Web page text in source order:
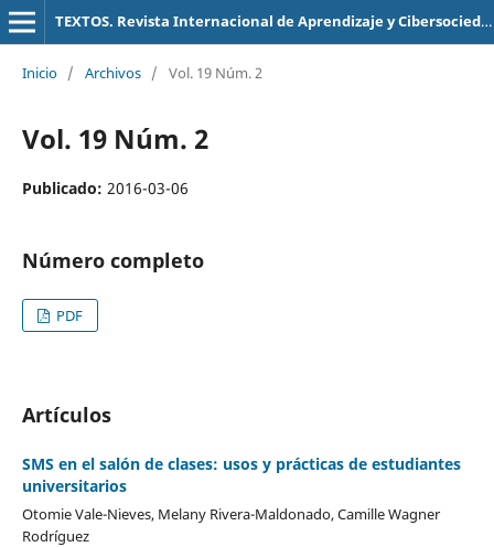
TEXTOS. Revista Internacional de Aprendizaje y Cibersociedad
Inicio / Archivos / Vol. 19 Núm. 2
Vol. 19 Núm. 2
Publicado: 2016-03-06
Número completo
PDF
Artículos
SMS en el salón de clases: usos y prácticas de estudiantes
universitarios
Otomie Vale-Nieves, Melany Rivera-Maldonado, Camille Wagner
Rodríguez